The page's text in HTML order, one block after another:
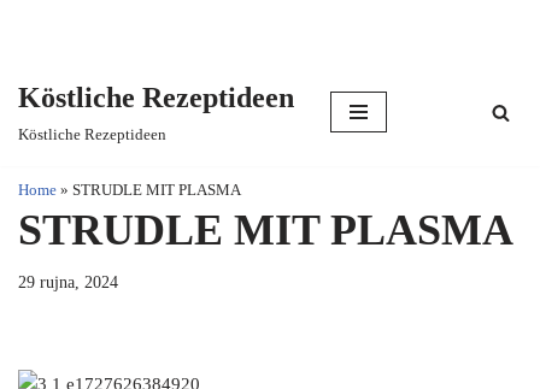
content
Köstliche Rezeptideen
Köstliche Rezeptideen
Home » STRUDLE MIT PLASMA
STRUDLE MIT PLASMA
29 rujna, 2024